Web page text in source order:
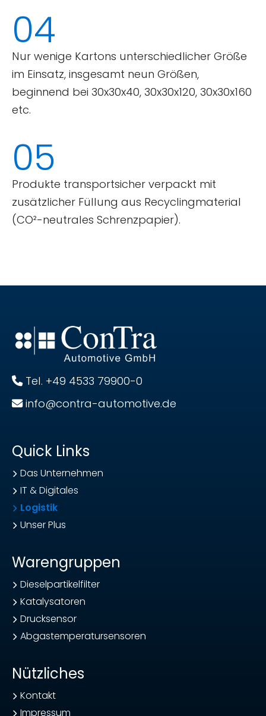
04
Nur wenige Kartons unterschiedlicher Größe
im Einsatz, insgesamt neun Größen,
beginnend bei 30x30x40, 30x30x120, 30x30x160
etc.
05
Produkte transportsicher verpackt mit
zusätzlicher Füllung aus Recyclingmaterial
(CO²-neutrales Schrenzpapier).
Tel. +49 4533 79900-0
info@contra-automotive.de
Quick Links
Das Unternehmen
IT & Digitales
Logistik
Unser Plus
Warengruppen
Dieselpartikelfilter
Katalysatoren
Drucksensor
Abgastemperatursensoren
Nützliches
Kontakt
Impressum